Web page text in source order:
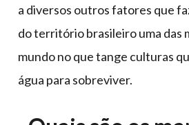
a diversos outros fatores que
do território brasileiro uma das
mundo no que tange culturas
água para sobreviver.